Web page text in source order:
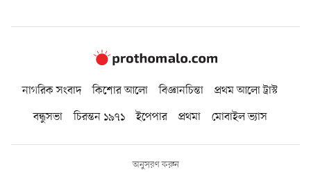
নাগরিক সংবাদ কিশোর আলো বিজ্ঞানচিন্তা
প্রথম আলো ট্রাস্ট
বন্ধুসভা
চিরন্তন ১৯৭১ ইপেপার প্রথমা মোবাইল ভ্যাস
অনুসরণ করুন